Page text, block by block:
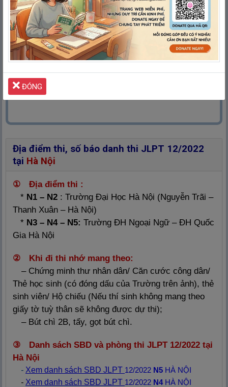
Địa điểm thi, số báo danh thi JLPT 12/2022
tại Hà Nội
① Địa điểm thi :
* N1 – N2 : Trường Đại Học Hà Nội (Nguyễn Trãi –
Thanh Xuân – Hà Nội)
* N3 – N4 – N5: Trường ĐH Ngoại Ngữ – ĐH Quốc
Gia Hà Nội
② Khi đi thi nhớ mang theo:
– Chứng minh thư nhân dân/ Căn cước công dân/
Thẻ học sinh (có đóng dấu của Trường trên ảnh), thẻ
sinh viên/ Hộ chiếu (Nếu thí sinh không mang theo
giấy tờ tuỳ thân sẽ không được dự thi);
– Bút chì 2B, tẩy, gọt bút chì.
③ Danh sách SBD và phòng thi JLPT 12/2022 tại
Hà Nội
- Xem danh sách SBD JLPT 12/2022 N5HÀ NỘI
- Xem danh sách SBD JLPT 12/2022 N4HÀ NỘI
ĐÓNG